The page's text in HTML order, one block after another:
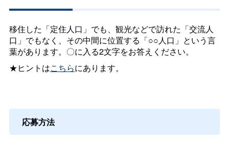
移住した「定住人口」でも、観光などで訪れた「交流人
口」でもなく、その中間に位置する「○○人口」という言
葉があります。〇に入る2文字をお答えください。
★ヒントはこちらにあります。
応募方法